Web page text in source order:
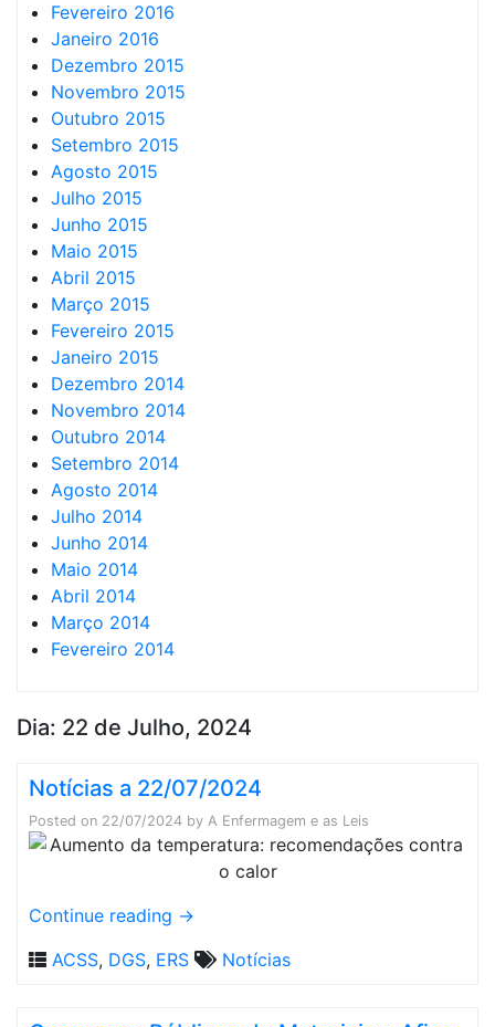
Fevereiro 2016
Janeiro 2016
Dezembro 2015
Novembro 2015
Outubro 2015
Setembro 2015
Agosto 2015
Julho 2015
Junho 2015
Maio 2015
Abril 2015
Março 2015
Fevereiro 2015
Janeiro 2015
Dezembro 2014
Novembro 2014
Outubro 2014
Setembro 2014
Agosto 2014
Julho 2014
Junho 2014
Maio 2014
Abril 2014
Março 2014
Fevereiro 2014
Dia: 22 de Julho, 2024
Notícias a 22/07/2024
Posted on 22/07/2024 by A Enfermagem e as Leis
Continue reading →
ACSS, DGS, ERS Notícias